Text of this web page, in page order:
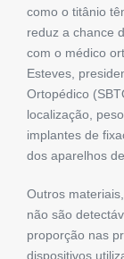
como o titânio
reduz a chance
com o médico
Esteves,
Ortopédico
localização,
implantes de
dos aparelhos
Outros
não são
proporção nas
dispositivos